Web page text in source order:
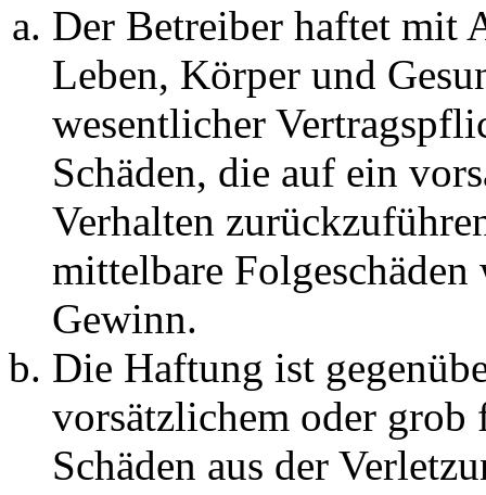
Der Betreiber haftet mit
Leben, Körper und
wesentlicher
Schäden, die auf ein
Verhalten
mittelbare Folgeschäden
Gewinn.
Die Haftung ist
vorsätzlichem oder grob
Schäden aus der